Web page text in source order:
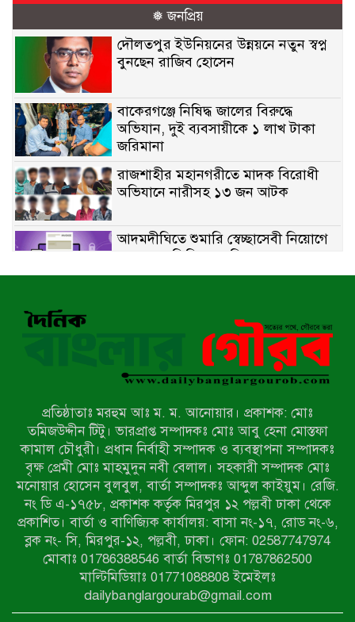
❅ জনপ্রিয়
দৌলতপুর ইউনিয়নের উন্নয়নে নতুন স্বপ্ন
বুনছেন রাজিব হোসেন
বাকেরগঞ্জে নিষিদ্ধ জালের বিরুদ্ধে
অভিযান, দুই ব্যবসায়ীকে ১ লাখ টাকা
জরিমানা
রাজশাহীর মহানগরীতে মাদক বিরোধী
অভিযানে নারীসহ ১৩ জন আটক
আদমদীঘিতে শুমারি স্বেচ্ছাসেবী নিয়োগে
যোগ্যতার ভিত্তিতে তালিকা প্রকাশ;
নির্বাচিতদের আ.লীগ ট্যাগে প্রচারণা
নেওয়ার হুমকি দিলেন দোড়া মাদরাসার
পরিচয় দেওয়া সভাপতি
উখিয়ায় বিজিবির অভিযানে ৪০ হাজার
ইয়াবাসহ যুবক আটক
পোরশায় ৭ মাসে ১৯ জনের অপমৃত্যু,
শীর্ষে আত্মহত্যা
হিন্দু বৌদ্ধ খ্রিস্টান কল্যাণ ফ্রন্টের
নীলফামারী কমিটি নিয়ে প্রশ্ন, প্রতিবাদে
সদস্য সচিব
দরিয়ানগরে প্যারাসেইলিং দুর্ঘটনায় পর্যটক
নিহত: হত্যা মামলার প্রধান আসামি ঢাকায়
র‌্যাবের জালে
প্রতিষ্ঠাতাঃ মরহুম আঃ ম. ম. আনোয়ার। প্রকাশক: মোঃ
তমিজউদ্দীন টিটু। ভারপ্রাপ্ত সম্পাদকঃ মোঃ আবু হেনা মোস্তফা
কামাল চৌধুরী। প্রধান নির্বাহী সম্পাদক ও ব্যবস্থাপনা সম্পাদকঃ
বৃক্ষ প্রেমী মোঃ মাহমুদুন নবী বেলাল। সহকারী সম্পাদক মোঃ
মনোয়ার হোসেন বুলবুল, বার্তা সম্পাদকঃ আব্দুল কাইয়ুম। রেজি.
নং ডি এ-১৭৫৮, প্রকাশক কর্তৃক মিরপুর ১২ পল্লবী ঢাকা থেকে
প্রকাশিত। বার্তা ও বাণিজ্যিক কার্যালয়: বাসা নং-১৭, রোড নং-৬,
ব্লক নং- সি, মিরপুর-১২, পল্লবী, ঢাকা। ফোন: 02587747974
মোবাঃ 01786388546 বার্তা বিভাগঃ 01787862500
মাল্টিমিডিয়াঃ 01771088808 ইমেইলঃ
dailybanglargourab@gmail.com